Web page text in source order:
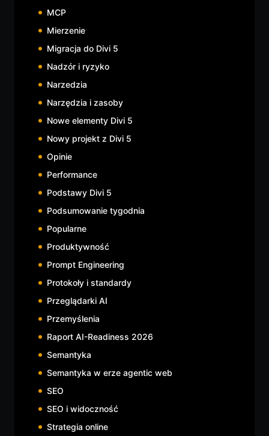
MCP
Mierzenie
Migracja do Divi 5
Nadzór i ryzyko
Narzedzia
Narzędzia i zasoby
Nowe elementy Divi 5
Nowy projekt z Divi 5
Opinie
Performance
Podstawy Divi 5
Podsumowanie tygodnia
Popularne
Produktywność
Prompt Engineering
Protokoły i standardy
Przeglądarki AI
Przemyślenia
Raport AI-Readiness 2026
Semantyka
Semantyka w erze agentic web
SEO
SEO i widoczność
Strategia online